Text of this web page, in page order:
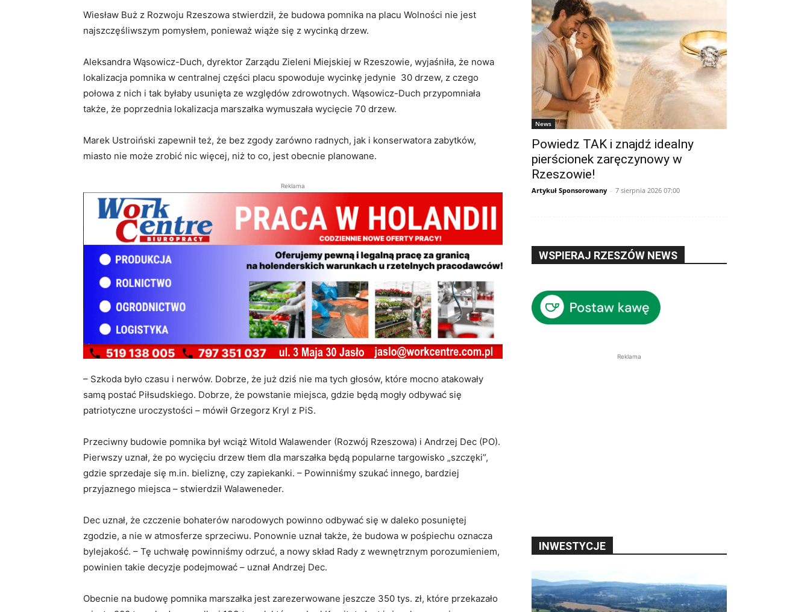
Wiesław Buż z Rozwoju Rzeszowa stwierdził, że budowa pomnika na placu Wolności nie jest
najszczęśliwszym pomysłem, ponieważ wiąże się z wycinką drzew.
Aleksandra Wąsowicz-Duch, dyrektor Zarządu Zieleni Miejskiej w Rzeszowie, wyjaśniła, że nowa
lokalizacja pomnika w centralnej części placu spowoduje wycinkę jedynie 30 drzew, z czego
połowa z nich i tak byłaby usunięta ze względów zdrowotnych. Wąsowicz-Duch przypomniała
także, że poprzednia lokalizacja marszałka wymuszała wycięcie 70 drzew.
Marek Ustroiński zapewnił też, że bez zgody zarówno radnych, jak i konserwatora zabytków,
miasto nie może zrobić nic więcej, niż to co, jest obecnie planowane.
Reklama
– Szkoda było czasu i nerwów. Dobrze, że już dziś nie ma tych głosów, które mocno atakowały
samą postać Piłsudskiego. Dobrze, że powstanie miejsca, gdzie będą mogły odbywać się
patriotyczne uroczystości – mówił Grzegorz Kryl z PiS.
Przeciwny budowie pomnika był wciąż Witold Walawender (Rozwój Rzeszowa) i Andrzej Dec (PO).
Pierwszy uznał, że po wycięciu drzew tłem dla marszałka będą popularne targowisko „szczęki”,
gdzie sprzedaje się m.in. bieliznę, czy zapiekanki. – Powinniśmy szukać innego, bardziej
przyjaznego miejsca – stwierdził Walaweneder.
Dec uznał, że czczenie bohaterów narodowych powinno odbywać się w daleko posuniętej
zgodzie, a nie w atmosferze sprzeciwu. Ponownie uznał także, że budowa w pośpiechu oznacza
bylejakość. – Tę uchwałę powinniśmy odrzuć, a nowy skład Rady z wewnętrznym porozumieniem,
powinien takie decyzje podejmować – uznał Andrzej Dec.
Obecnie na budowę pomnika marszałka jest zarezerwowane jeszcze 350 tys. zł, które przekazało
News
Powiedz TAK i znajdź idealny
pierścionek zaręczynowy w
Rzeszowie!
Artykuł Sponsorowany - 7 sierpnia 2026 07:00
WSPIERAJ RZESZÓW NEWS
Reklama
INWESTYCJE